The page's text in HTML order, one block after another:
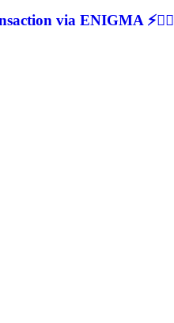
via ENIGMA ⚡🕵‍♂